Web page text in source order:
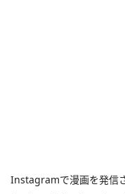
Instagramで漫画を発信